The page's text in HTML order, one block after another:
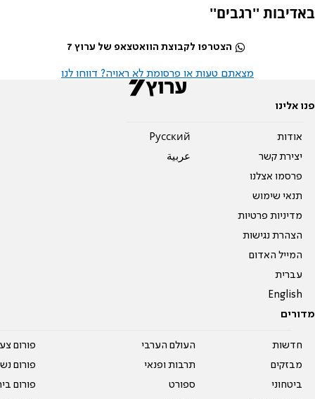
באדיבות ''רגבים''
הצטרפו לקבוצת הוואטצאפ של ערוץ 7
מצאתם טעות או פרסומת לא ראויה? דווחו לנו
פנו אלינו
אודות
יצירת קשר
פרסמו אצלנו
תנאי שימוש
מדיניות פרטיות
הצהרת נגישות
המייל האדום
עברית
English
Pусский
عربية
מדורים
חדשות
מבזקים
ביטחוני
העולם הערבי
תרבות ופנאי
ספורט
פורום
פורום
פורום